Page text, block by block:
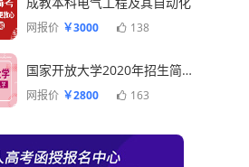
网报价 ￥3000 138
国家开放大学2020年招生简章
网报价 ￥2800 163